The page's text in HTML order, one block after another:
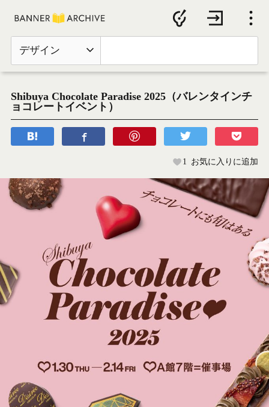
デザイン
Shibuya Chocolate Paradise 2025（バレンタインチ
ョコレートイベント）
1 お気に入りに追加